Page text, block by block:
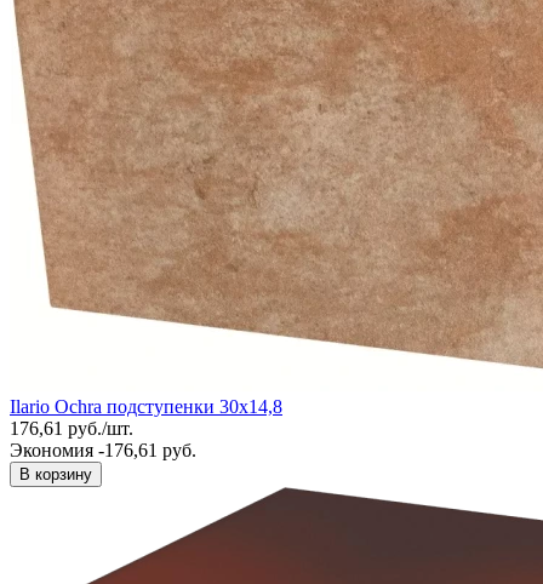
Ilario Ochra подступенки 30х14,8
176,61 руб./шт.
Экономия -176,61 руб.
В корзину